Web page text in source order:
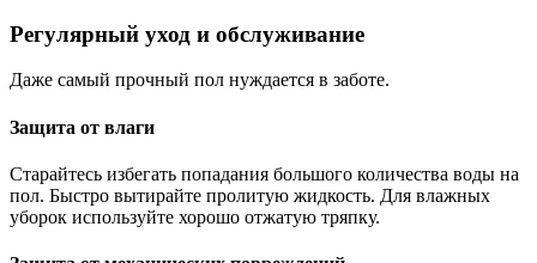
Регулярный уход и обслуживание
Даже самый прочный пол нуждается в заботе.
Защита от влаги
Старайтесь избегать попадания большого количества воды на
пол. Быстро вытирайте пролитую жидкость. Для влажных
уборок используйте хорошо отжатую тряпку.